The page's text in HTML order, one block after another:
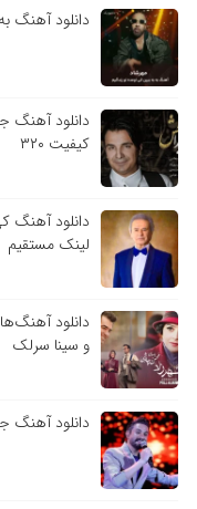
دانلود آهنگ
دانلود آهنگ
کیفیت ۳۲۰
دانلود آهنگ
لینک مستقیم
دانلود
و سینا سرلک
دانلود آهنگ